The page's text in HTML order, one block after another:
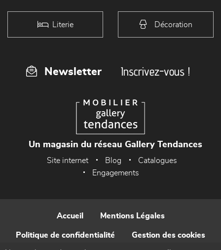
Literie Décoration
Newsletter Inscrivez-vous !
Un magasin du réseau Gallery Tendances
Site internet Blog
Catalogues
Engagements
Accueil Mentions Légales
Politique de confidentialité Gestion des cookies